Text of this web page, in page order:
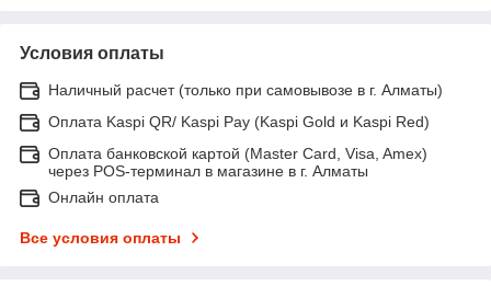
Условия оплаты
Наличный расчет (только при самовывозе в г. Алматы)
Оплата Kaspi QR/ Kaspi Pay (Kaspi Gold и Kaspi Red)
Оплата банковской картой (Master Card, Visa, Amex)
через POS-терминал в магазине в г. Алматы
Онлайн оплата
Все условия оплаты